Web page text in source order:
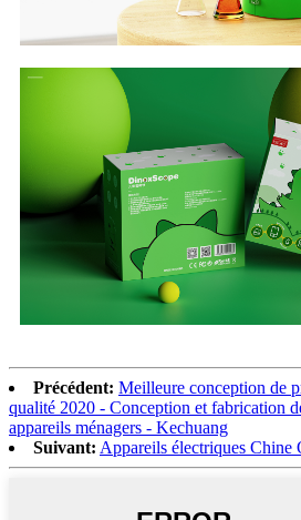
Précédent: Meilleure conception de
qualité 2020 - Conception et fabrication
appareils ménagers - Kechuang
Suivant: Appareils électriques